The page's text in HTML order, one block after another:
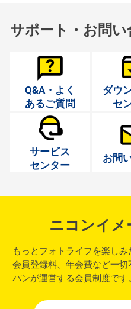
サポート・お問い
Q&A・よく
あるご質問
ダウ
セ
サービス
センター
お問
ニコンイメ
もっとフォトライフを楽しみ
会員登録料、年会費など一
パンが運営する会員制度です。